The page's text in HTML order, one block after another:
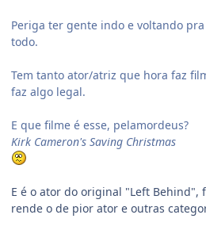
Periga ter gente indo e voltando
todo.
Tem tanto ator/atriz que hora faz
faz algo legal.
E que filme é esse, pelamordeus?
Kirk Cameron's Saving Christmas
E é o ator do original "Left Behind",
rende o de pior ator e outras